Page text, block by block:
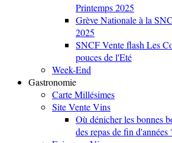
Printemps 2025
Grève Nationale à la
2025
SNCF Vente flash Les
pouces de l'Eté
Week-End
Gastronomie
Carte Millésimes
Site Vente Vins
Où dénicher les bonnes
des repas de fin d'années